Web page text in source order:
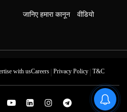
जानिए हमारा कानून वीडियो
with usCareers| Privacy Policy| T&C